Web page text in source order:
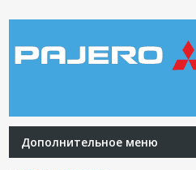
Дополнительное меню